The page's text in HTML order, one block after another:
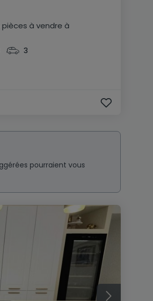
pièces à vendre à
3
pourraient vous